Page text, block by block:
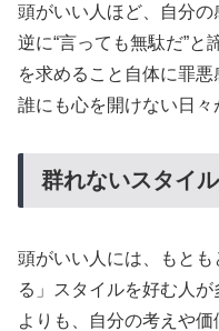
頭がいい人ほど、自分の
逆に“言っても無駄だ”
を求めること自体に罪
誰にも心を開けない日々
群れないスタイ
頭がいい人には、もと
る」スタイルを好む人
よりも、自分の考えや